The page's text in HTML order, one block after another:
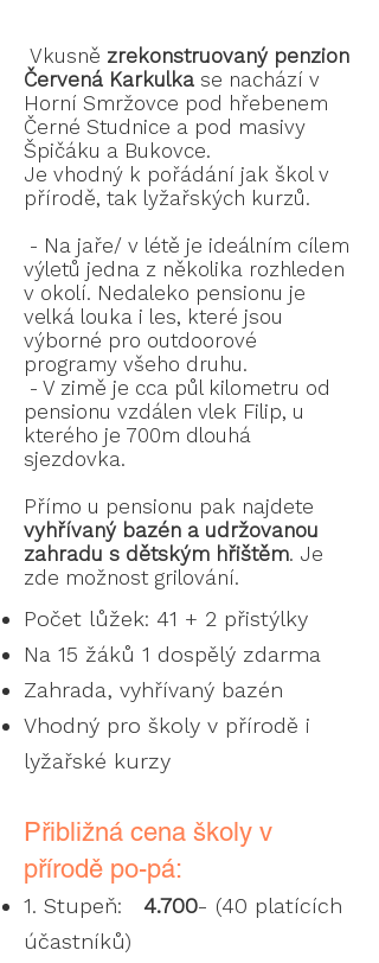
Vkusně zrekonstruovaný penzion
Červená Karkulka se nachází v
Horní Smržovce pod hřebenem
Černé Studnice a pod masivy
Špičáku a Bukovce.
Je vhodný k pořádání jak škol v
přírodě, tak lyžařských kurzů.
- Na jaře/ v létě je ideálním cílem
výletů jedna z několika rozhleden
v okolí. Nedaleko pensionu je
velká louka i les, které jsou
výborné pro outdoorové
programy všeho druhu.
- V zimě je cca půl kilometru od
pensionu vzdálen vlek Filip, u
kterého je 700m dlouhá
sjezdovka.
Přímo u pensionu pak najdete
vyhřívaný bazén a udržovanou
zahradu s dětským hřištěm. Je
zde možnost grilování.
Počet lůžek: 41 + 2 přistýlky
Na 15 žáků 1 dospělý zdarma
Zahrada, vyhřívaný bazén
Vhodný pro školy v přírodě i
lyžařské kurzy
Přibližná cena školy v
přírodě po-pá:
1. Stupeň: 4.700- (40 platících
účastníků)